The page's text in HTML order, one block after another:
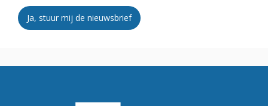
Ja, stuur mij de nieuwsbrief